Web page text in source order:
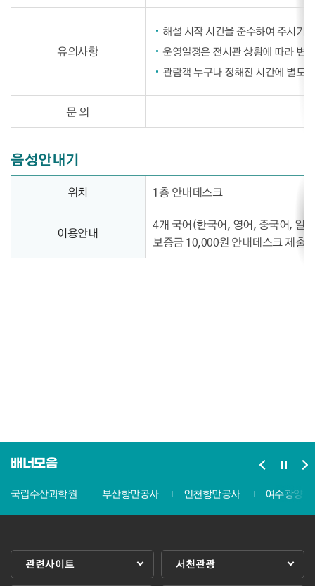
유의사항
해설 시작 시간을 준수하여 주시기
운영일정은 전시관 상황에 따라 변
관람객 누구나 정해진 시간에 별도
문 의
음성안내기
음성안내기 정보제공
위치
1층 안내데스크
이용안내
4개 국어(한국어, 영어, 중국어, 일
보증금 10,000원 안내데스크 제출
배너모음
국립수산과학원
부산항만공사 인천항만공사 여수광양
관련사이트 서천관광